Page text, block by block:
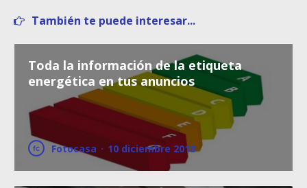
También te puede interesar...
Toda la información de la etiqueta
energética en tus anuncios
Fotocasa · 10 diciembre 2018